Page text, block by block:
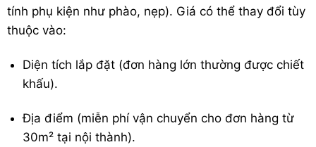
tính phụ kiện như phào, nẹp). Giá có thể thay đổi tùy
thuộc vào:
Diện tích lắp đặt (đơn hàng lớn thường được chiết
khấu).
Địa điểm (miễn phí vận chuyển cho đơn hàng từ
30m² tại nội thành).